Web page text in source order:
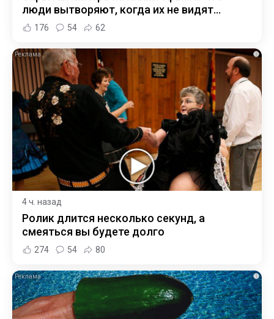
люди вытворяют, когда их не видят...
176 54 62
i
4 ч. назад
Ролик длится несколько секунд, а
смеяться вы будете долго
274 54 80
i